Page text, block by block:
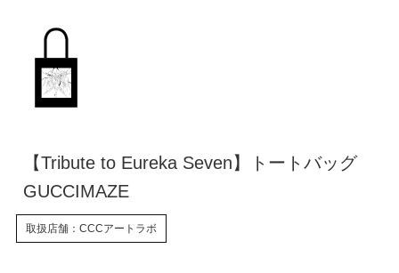
【Tribute to Eureka Seven】トートバッグ
GUCCIMAZE
取扱店舗：CCCアートラボ